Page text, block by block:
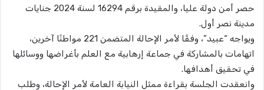
حصر أمن دولة عليا، والمقيدة برقم 16294 لسنة 2024 جنايات
مدينة نصر أول.
ويواجه “عبيد”، وفقًا لأمر الإحالة المتضمن 221 مواطنًا آخرين،
اتهامات بالمشاركة في جماعة إرهابية مع العلم بأغراضها ووسائلها
في تحقيق أهدافها.
وانعقدت الجلسة بقراءة ممثل النيابة العامة لأمر الإحالة، وطلب